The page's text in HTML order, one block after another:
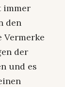
immer
den
Vermerke
der
und es